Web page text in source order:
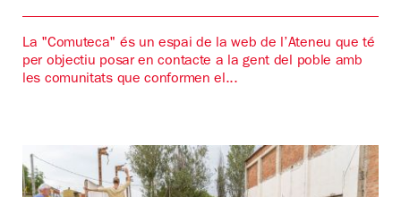
La "Comuteca" és un espai de la web de l’Ateneu que té
per objectiu posar en contacte a la gent del poble amb
les comunitats que conformen el...